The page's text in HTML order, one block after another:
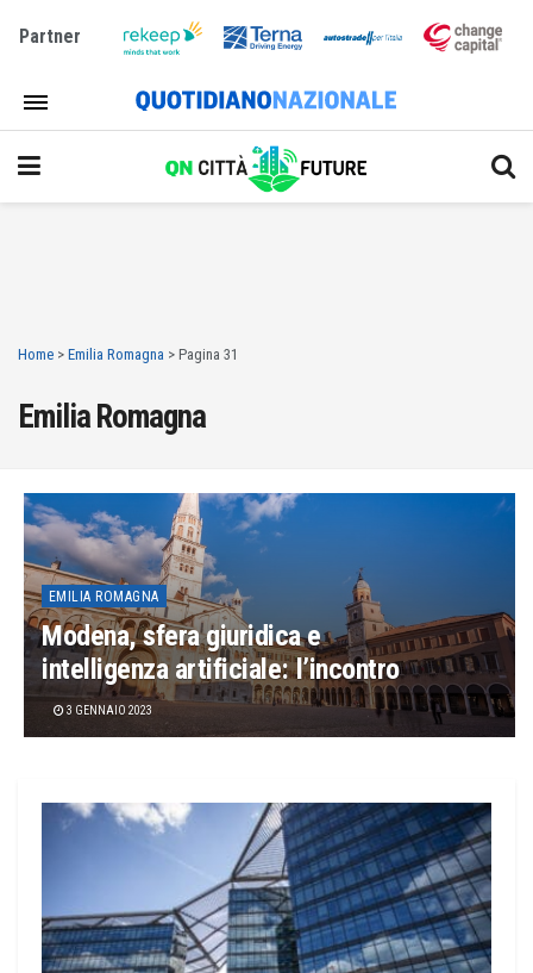
Partner
Home > Emilia Romagna > Pagina 31
Emilia Romagna
EMILIA ROMAGNA
Modena, sfera giuridica e
intelligenza artificiale: l’incontro
3 GENNAIO 2023